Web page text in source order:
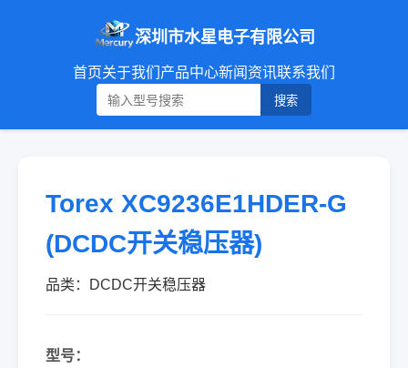
深圳市水星电子有限公司
首页关于我们 产品中心新闻资讯联系我们
搜索
Torex XC9236E1HDER-G
(DCDC开关稳压器)
品类：DCDC开关稳压器
型号：